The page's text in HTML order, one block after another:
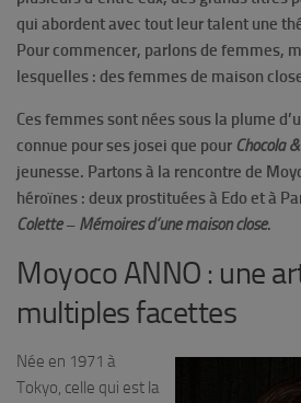
qui abordent avec tout leur talent une
Pour commencer, parlons de femmes,
lesquelles : des femmes de maison
Ces femmes sont nées sous la plume
connue pour ses josei que pour Chocola
jeunesse. Partons à la rencontre de
héroïnes : deux prostituées à Edo et à
Colette– Mémoires d’une maison close.
Moyoco ANNO : une
multiples facettes
Née en 1971 à
Tokyo, celle qui est la